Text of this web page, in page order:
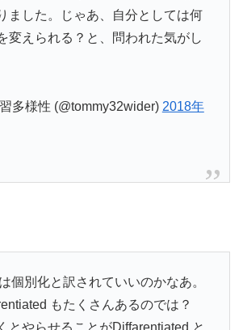
ました。じゃあ、自分としては何
変えられる？と、問われた気がし
多様性 (@tommy32wider) 2018年
個別化と訳されていいのかなあ。
もたくさんあるのでは？
とやらせることがDiffarentiated と